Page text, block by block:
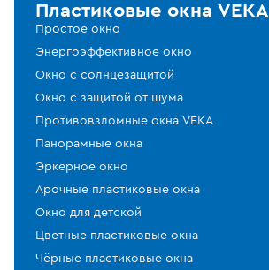
Пластиковые окна VEKA
Простое окно
Энергоэффективное окно
Окно с солнцезащитой
Окно с защитой от шума
Противовзломные окна VEKA
Панорамные окна
Эркерное окно
Арочные пластиковые окна
Окно для детской
Цветные пластиковые окна
Чёрные пластиковые окна